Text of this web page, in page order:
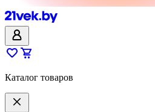
Каталог товаров